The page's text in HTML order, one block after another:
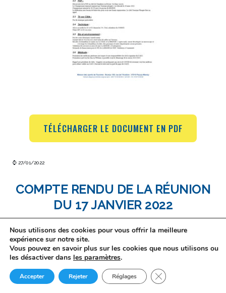
TÉLÉCHARGER LE DOCUMENT EN PDF
⌚ 27/01/2022
COMPTE RENDU DE LA RÉUNION
DU 17 JANVIER 2022
Nous utilisons des cookies pour vous offrir la meilleure
expérience sur notre site.
Vous pouvez en savoir plus sur les cookies que nous utilisons ou
les désactiver dans les paramètres.
Accepter Rejeter Réglages Fermer la bannière